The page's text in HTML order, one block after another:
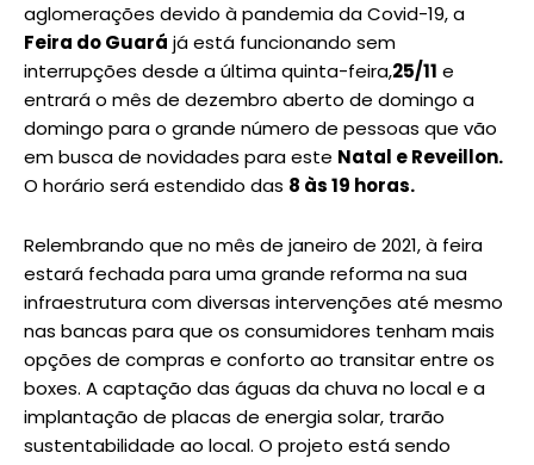
aglomerações devido à pandemia da Covid-19, a
Feira do Guará já está funcionando sem
interrupções desde a última quinta-feira,25/11 e
entrará o mês de dezembro aberto de domingo a
domingo para o grande número de pessoas que vão
em busca de novidades para este Natal e Reveillon.
O horário será estendido das 8 às 19 horas.
Relembrando que no mês de janeiro de 2021, à feira
estará fechada para uma grande reforma na sua
infraestrutura com diversas intervenções até mesmo
nas bancas para que os consumidores tenham mais
opções de compras e conforto ao transitar entre os
boxes. A captação das águas da chuva no local e a
implantação de placas de energia solar, trarão
sustentabilidade ao local. O projeto está sendo